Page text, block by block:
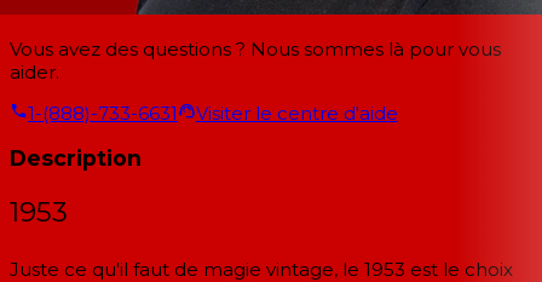
Vous avez des questions ? Nous sommes là pour vous
aider.
1-(888)-733-6631
Visiter le centre d'aide
Description
1953
Juste ce qu'il faut de magie vintage, le 1953 est le choix